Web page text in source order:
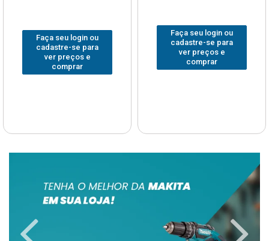
Faça seu login ou
cadastre-se para
ver preços e
comprar
Faça seu login ou
cadastre-se para
ver preços e
comprar